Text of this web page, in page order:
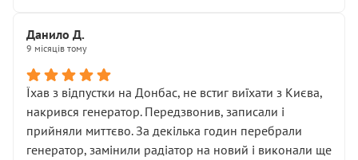
Данило Д.
9 місяців тому
Їхав з відпустки на Донбас, не встиг виїхати з Києва,
накрився генератор. Передзвонив, записали і
прийняли миттєво. За декілька годин перебрали
генератор, замінили радіатор на новий і виконали ще